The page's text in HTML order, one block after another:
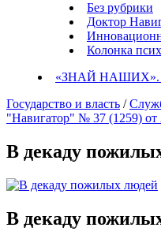
Без рубрики
Доктор
Колонка
«ЗНАЙ
Государство и власть /
"Навигатор" № 37 (1259) от
В декаду
В декаду